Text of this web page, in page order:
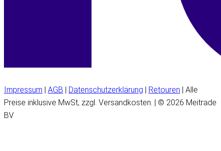
Impressum AGB Datenschutzerklärung Retouren | Alle
Preise inklusive MwSt, zzgl. Versandkosten. | © 2026 Meitrade
BV